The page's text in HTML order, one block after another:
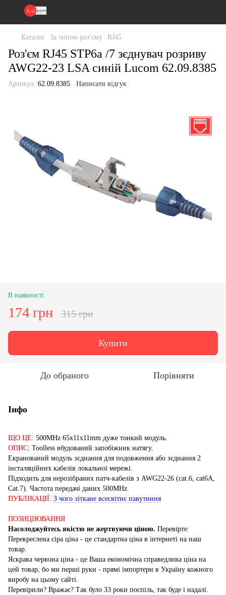
Каталог За типом роз'єму RJ45
Роз'єм RJ45 STP6a /7 зєднувач розриву
AWG22-23 LSA синій Lucom 62.09.8385
Артикул: 62.09.8385 Написати відгук
В наявності
174 грн 315 грн
Купити
До обраного Порівняти
Інфо
ЩО ЦЕ: 500MHz 65x11x11mm дуже тонкий модуль.
ОПИС: Toolless вбудований запобіжник натягу.
Екранований модуль зєднання для подовження або зєднання 2
інсталяційних кабелів локальної мережі.
Підходить для нерозібраних патч-кабелів з AWG22-26 (cat.6, cat6A,
Cat.7). Частота передачі даних 500MHz.
ПУБЛІКАЦІЇ: З чого зіткане всесвітнє павутиння
ПОЗИЦІЮВАННЯ
Насолоджуйтесь якістю не жертвуючи ціною. Перевірте:
Перекреслена сіра ціна - це стандартна ціна в інтернеті на наш
товар.
Яскрава червона ціна - це Ваша економічна справедлива ціна на
цей товар, бо ми перші руки - прямі імпортери в Україну кожного
виробу на цьому сайті.
Перевірили? Вражає? Так було 33 роки поспіль, так буде і надалі.